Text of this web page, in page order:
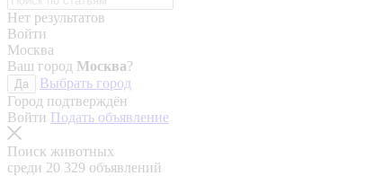
Нет результатов
Войти
Москва
Ваш город Москва?
Да
Выбрать город
Город подтверждён
Войти Подать объявление
Поиск животных
среди 20 329 объявлений